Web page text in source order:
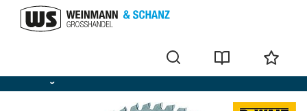
Kreissägeblätter Extreme